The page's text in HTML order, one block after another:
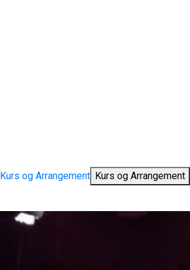
Kurs og Arrangement Kurs og Arrangement